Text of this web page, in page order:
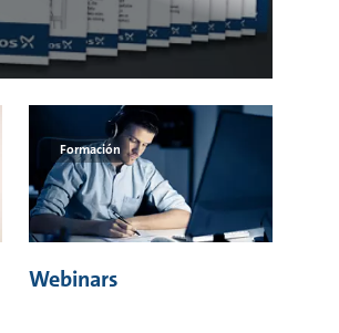
Formación
Webinars